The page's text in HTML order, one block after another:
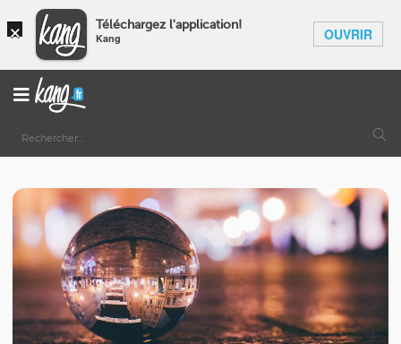
× Téléchargez l'application!
Kang OUVRIR